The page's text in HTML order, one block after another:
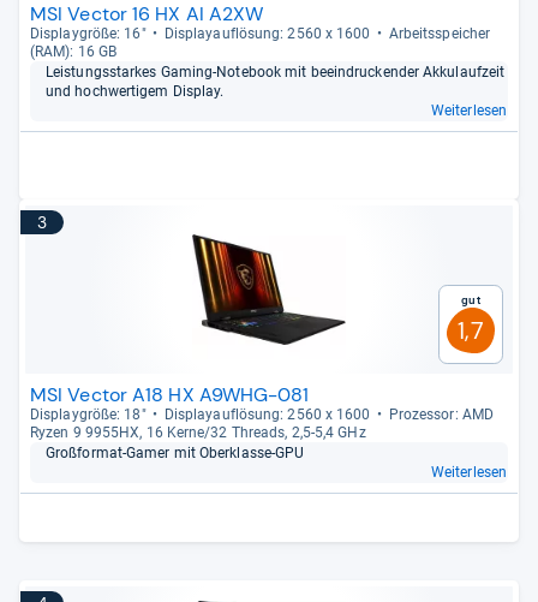
MSI Vector 16 HX AI A2XW
Dis­play­größe: 16" Dis­pla­yauf­lö­sung: 2560 x 1600
Arbeitsspei­cher
(RAM): 16 GB
Leis­tungs­star­kes Gaming-​Note­book mit beein­dru­cken­der Akku­lauf­zeit
und hoch­wer­ti­gem Dis­play.
Weiterlesen
3
Gut
1,7
MSI Vector A18 HX A9WHG-081
Dis­play­größe: 18" Dis­pla­yauf­lö­sung: 2560 x 1600
Pro­zes­sor: AMD
Ryzen 9 9955HX, 16 Kerne/32 Threads, 2,5-​5,4 GHz
Groß­for­mat-​Gamer mit Ober­klasse-​GPU
Weiterlesen